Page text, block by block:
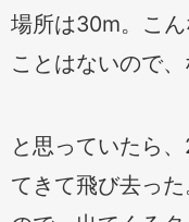
場所は30m。こ
ことはないので、
と思っていたら
てきて飛び去っ